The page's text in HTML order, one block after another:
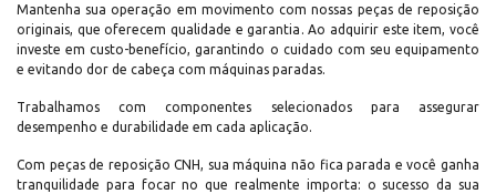
Mantenha sua operação em movimento com nossas peças de reposição
originais, que oferecem qualidade e garantia. Ao adquirir este item, você
investe em custo-benefício, garantindo o cuidado com seu equipamento
e evitando dor de cabeça com máquinas paradas.
Trabalhamos com componentes selecionados para assegurar
desempenho e durabilidade em cada aplicação.
Com peças de reposição CNH, sua máquina não fica parada e você ganha
tranquilidade para focar no que realmente importa: o sucesso da sua